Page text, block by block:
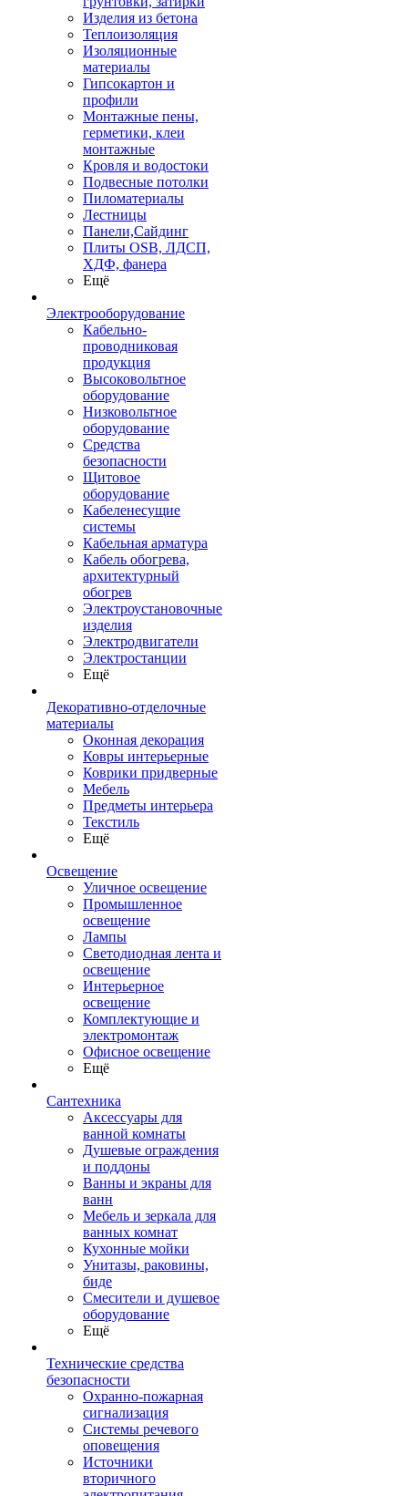
Изделия из бетона
Теплоизоляция
Изоляционные
материалы
Гипсокартон и
профили
Монтажные пены,
герметики, клеи
монтажные
Кровля и водостоки
Подвесные потолки
Пиломатериалы
Лестницы
Панели,Сайдинг
Плиты OSB, ЛДСП,
ХДФ, фанера
Ещё
Электрооборудование
Кабельно-
проводниковая
продукция
Высоковольтное
оборудование
Низковольтное
оборудование
Средства
безопасности
Щитовое
оборудование
Кабеленесущие
системы
Кабельная арматура
Кабель обогрева,
архитектурный
обогрев
Электроустановочные
изделия
Электродвигатели
Электростанции
Ещё
Декоративно-отделочные
материалы
Оконная декорация
Ковры интерьерные
Коврики придверные
Мебель
Предметы интерьера
Текстиль
Ещё
Освещение
Уличное освещение
Промышленное
освещение
Лампы
Светодиодная лента и
освещение
Интерьерное
освещение
Комплектующие и
электромонтаж
Офисное освещение
Ещё
Сантехника
Аксессуары для
ванной комнаты
Душевые ограждения
и поддоны
Ванны и экраны для
ванн
Мебель и зеркала для
ванных комнат
Кухонные мойки
Унитазы, раковины,
биде
Смесители и душевое
оборудование
Ещё
Технические средства
безопасности
Охранно-пожарная
сигнализация
Системы речевого
оповещения
Источники
вторичного